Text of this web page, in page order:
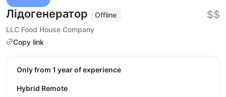
Лідогенератор
Offline
LLC Food House Company
Copy link
$$
Only from 1 year of experience
Hybrid Remote